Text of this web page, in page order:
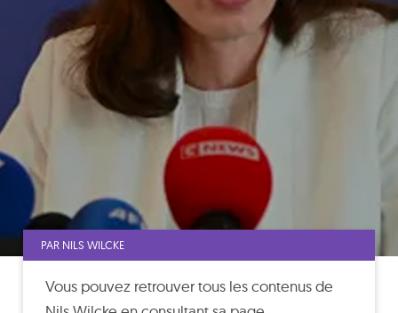
PAR NILS WILCKE
Vous pouvez retrouver tous les contenus de